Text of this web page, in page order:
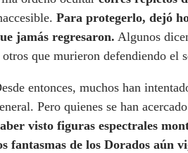
Para protegerlo, dejó
jamás regresaron. Algunos
que murieron defendiendo el
entonces, muchos han
Pero quienes se han
visto figuras espectrales
fantasmas de los Dorados aún